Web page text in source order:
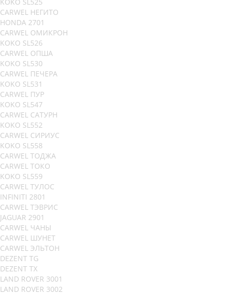
CARWEL НЕГИТО
HONDA 2701
CARWEL ОМИКРОН
KOKO SL526
CARWEL ОПША
KOKO SL530
CARWEL ПЕЧЕРА
KOKO SL531
CARWEL ПУР
KOKO SL547
CARWEL САТУРН
KOKO SL552
CARWEL СИРИУС
KOKO SL558
CARWEL ТОДЖА
CARWEL ТОКО
KOKO SL559
CARWEL ТУЛОС
INFINITI 2801
CARWEL ТЭВРИС
JAGUAR 2901
CARWEL ЧАНЫ
CARWEL ШУНЕТ
CARWEL ЭЛЬТОН
DEZENT TG
DEZENT TX
LAND ROVER 3001
LAND ROVER 3002